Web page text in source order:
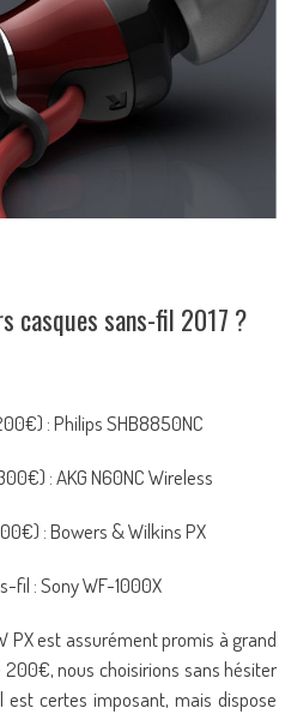
casques sans-fil 2017 ?
: Philips SHB8850NC
: AKG N60NC Wireless
: Bowers & Wilkins PX
fil : Sony WF-1000X
PX est assurément promis à grand
200€, nous choisirions sans hésiter
est certes imposant, mais dispose